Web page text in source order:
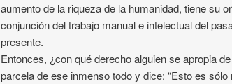
aumento de la riqueza de la humanidad, tiene su
conjunción del trabajo manual e intelectual del
presente.
Entonces, ¿con qué derecho alguien se apropia
parcela de ese inmenso todo y dice: “Esto es